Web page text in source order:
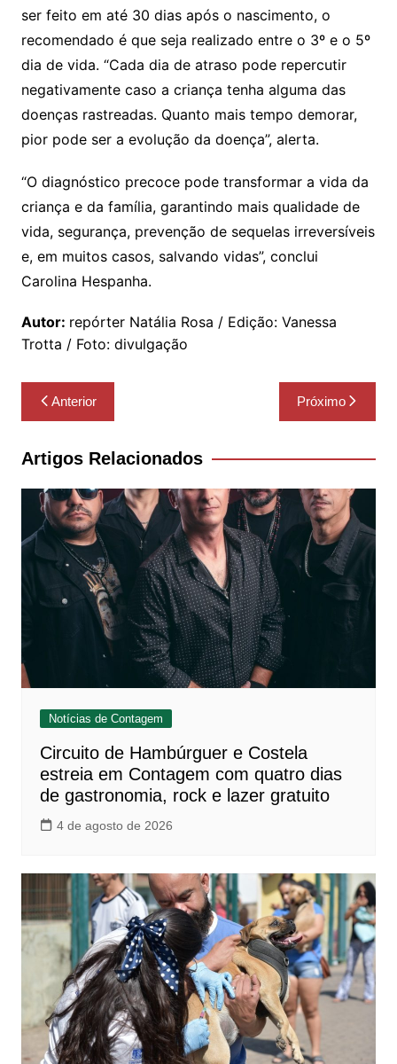
ser feito em até 30 dias após o nascimento, o
recomendado é que seja realizado entre o 3º e o 5º
dia de vida. “Cada dia de atraso pode repercutir
negativamente caso a criança tenha alguma das
doenças rastreadas. Quanto mais tempo demorar,
pior pode ser a evolução da doença”, alerta.
“O diagnóstico precoce pode transformar a vida da
criança e da família, garantindo mais qualidade de
vida, segurança, prevenção de sequelas irreversíveis
e, em muitos casos, salvando vidas”, conclui
Carolina Hespanha.
Autor: repórter Natália Rosa / Edição: Vanessa
Trotta / Foto: divulgação
Navegação
de
Post
Anterior Próximo
Artigos Relacionados
Notícias de Contagem
Circuito de Hambúrguer e Costela
estreia em Contagem com quatro dias
de gastronomia, rock e lazer gratuito
4 de agosto de 2026